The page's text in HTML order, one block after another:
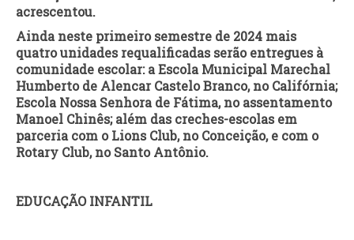
acrescentou.
Ainda neste primeiro semestre de 2024 mais
quatro unidades requalificadas serão entregues à
comunidade escolar: a Escola Municipal Marechal
Humberto de Alencar Castelo Branco, no Califórnia;
Escola Nossa Senhora de Fátima, no assentamento
Manoel Chinês; além das creches-escolas em
parceria com o Lions Club, no Conceição, e com o
Rotary Club, no Santo Antônio.
EDUCAÇÃO INFANTIL